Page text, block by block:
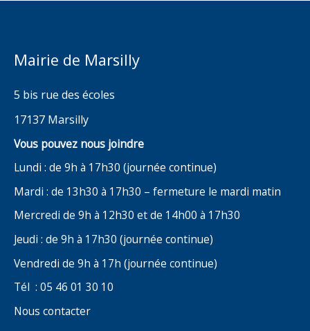
Mairie de Marsilly
5 bis rue des écoles
17137 Marsilly
Vous pouvez nous joindre
Lundi : de 9h à 17h30 (journée continue)
Mardi : de 13h30 à 17h30 – fermeture le mardi matin
Mercredi de 9h à 12h30 et de 14h00 à 17h30
Jeudi : de 9h à 17h30 (journée continue)
Vendredi de 9h à 17h (journée continue)
Tél : 05 46 01 30 10
Nous contacter